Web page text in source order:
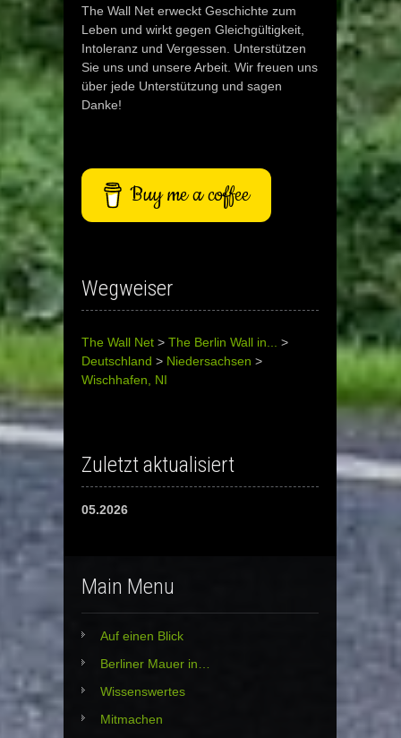
The Wall Net erweckt Geschichte zum
Leben und wirkt gegen Gleichgültigkeit,
Intoleranz und Vergessen. Unterstützen
Sie uns und unsere Arbeit. Wir freuen uns
über jede Unterstützung und sagen
Danke!
Buy me a coffee
Wegweiser
The Wall Net > The Berlin Wall in...
>
Deutschland > Niedersachsen >
Wischhafen, NI
Zuletzt aktualisiert
05.2026
Main Menu
Auf einen Blick
Berliner Mauer in…
Wissenswertes
Mitmachen